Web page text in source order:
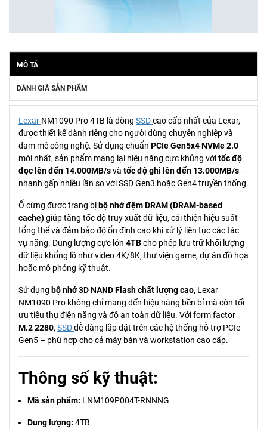
MÔ TẢ
ĐÁNH GIÁ SẢN PHẨM
Lexar NM1090 Pro 4TB là dòng SSDcao cấp nhất của Lexar,
được thiết kế dành riêng cho người dùng chuyên nghiệp và
đam mê công nghệ. Sử dụng chuẩn PCIe Gen5x4 NVMe 2.0
mới nhất, sản phẩm mang lại hiệu năng cực khủng vớitốc độ
đọc lên đến 14.000MB/svà tốc độ ghi lên đến 13.000MB/s –
nhanh gấp nhiều lần so với SSD Gen3 hoặc Gen4 truyền thống.
Ổ cứng được trang bị bộ nhớ đệm DRAM (DRAM-based
cache)giúp tăng tốc độ truy xuất dữ liệu, cải thiện hiệu suất
tổng thể và đảm bảo độ ổn định cao khi xử lý liên tục các tác
vụ nặng. Dung lượng cực lớn 4TBcho phép lưu trữ khối lượng
dữ liệu khổng lồ như video 4K/8K, thư viện game, dự án đồ họa
hoặc mô phỏng kỹ thuật.
Sử dụng bộ nhớ 3D NAND Flash chất lượng cao, Lexar
NM1090 Pro không chỉ mang đến hiệu năng bền bỉ mà còn tối
ưu tiêu thụ điện năng và độ an toàn dữ liệu. Với form factor
M.2 2280, SSDdễ dàng lắp đặt trên các hệ thống hỗ trợ PCIe
Gen5 – phù hợp cho cả máy bàn và workstation cao cấp.
Thông số kỹ thuật:
Mã sản phẩm: LNM109P004T-RNNNG
Dung lượng: 4TB